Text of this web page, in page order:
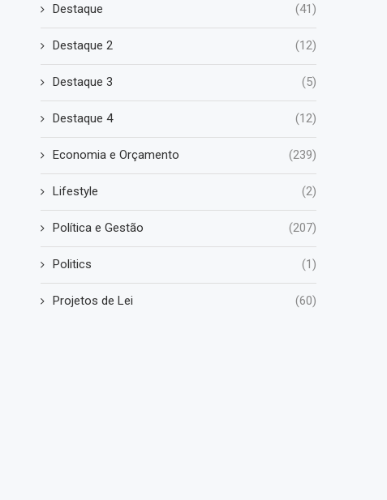
Destaque (41)
Destaque 2 (12)
Destaque 3 (5)
Destaque 4 (12)
Economia e Orçamento (239)
Lifestyle (2)
Política e Gestão (207)
Politics (1)
Projetos de Lei (60)